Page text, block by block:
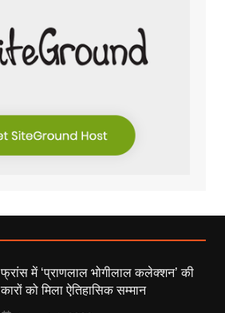
फ्रांस में ‘प्राणलाल भोगीलाल कलेक्शन’ की
कारों को मिला ऐतिहासिक सम्मान